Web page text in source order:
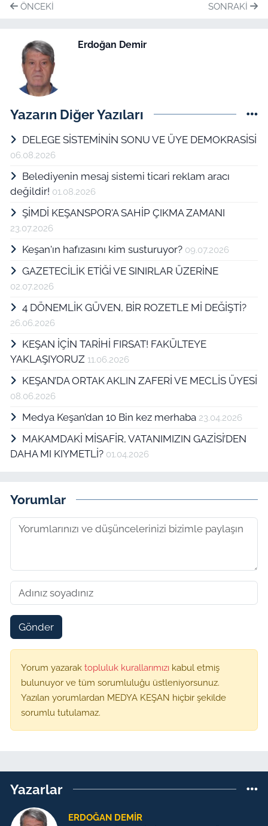
ÖNCEKI SONRAKI
Erdoğan Demir
Yazarın Diğer Yazıları
DELEGE SİSTEMİNİN SONU VE ÜYE DEMOKRASİSİ
06.08.2026
Belediyenin mesaj sistemi ticari reklam aracı
değildir! 01.08.2026
ŞİMDİ KEŞANSPOR'A SAHİP ÇIKMA ZAMANI
23.07.2026
Keşan'ın hafızasını kim susturuyor? 09.07.2026
GAZETECİLİK ETİĞİ VE SINIRLAR ÜZERİNE
02.07.2026
4 DÖNEMLİK GÜVEN, BİR ROZETLE Mİ DEĞİŞTİ?
26.06.2026
KEŞAN İÇİN TARİHİ FIRSAT! FAKÜLTEYE
YAKLAŞIYORUZ 11.06.2026
KEŞAN’DA ORTAK AKLIN ZAFERİ VE MECLİS ÜYESİ
08.06.2026
Medya Keşan’dan 10 Bin kez merhaba 23.04.2026
MAKAMDAKİ MİSAFİR, VATANIMIZIN GAZİSİ’DEN
DAHA MI KIYMETLİ? 01.04.2026
Yorumlar
Gönder
Yorum yazarak topluluk kurallarımızı kabul etmiş
bulunuyor ve tüm sorumluluğu üstleniyorsunuz.
Yazılan yorumlardan MEDYA KEŞAN hiçbir şekilde
sorumlu tutulamaz.
Yazarlar
ERDOĞAN DEMIR